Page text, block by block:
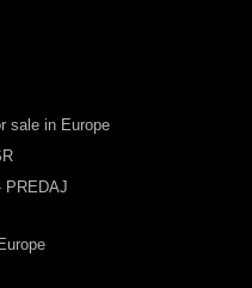
sale in Europe
PREDAJ